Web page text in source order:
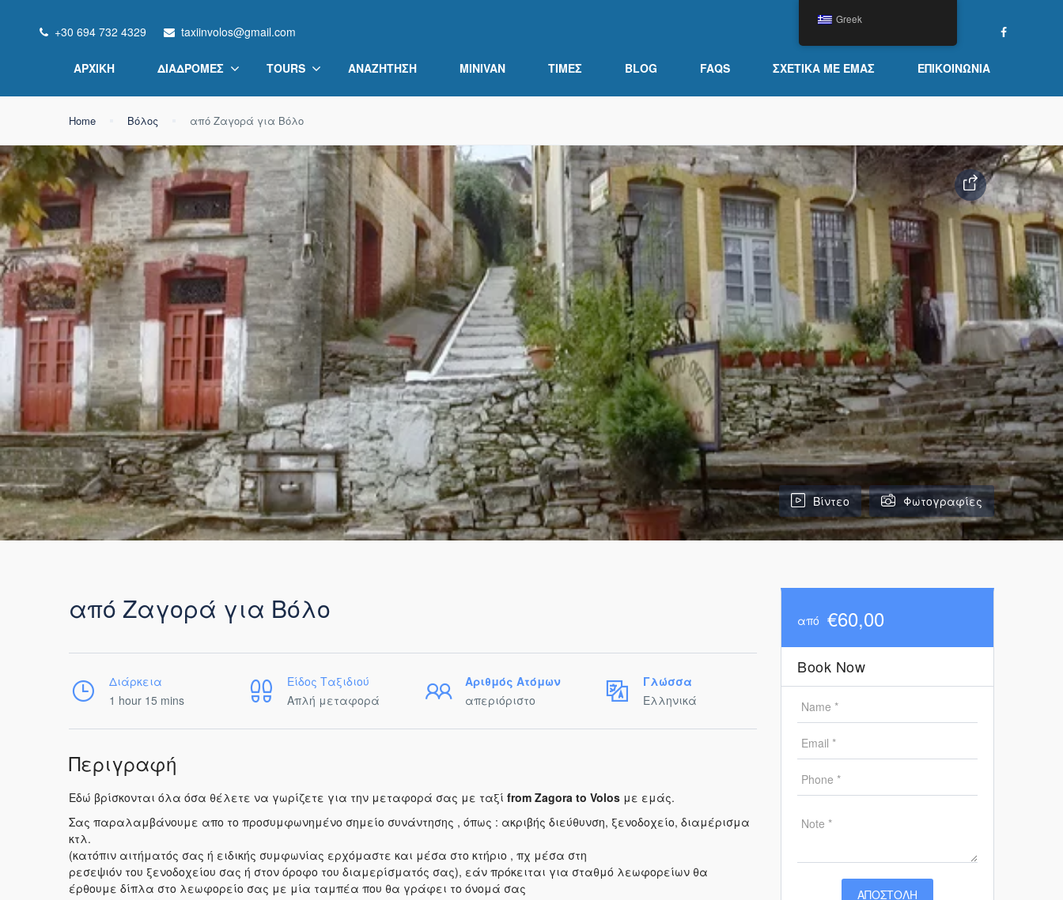
+30 694 732 4329 taxiinvolos@gmail.com
ΑΡΧΙΚΉ ΔΙΑΔΡΟΜΈΣ TOURS ΑΝΑΖΉΤΗΣΗ MINIVAN ΤΙΜΕΣ BLOG FAQS ΣΧΕΤΙΚΆ ΜΕ ΕΜΆΣ ΕΠΙΚΟΙΝΩΝΊΑ
Home Βόλος από Ζαγορά για Βόλο
Βίντεο Φωτογραφίες
από Ζαγορά για Βόλο
Διάρκεια
1 hour 15 mins
Είδος Ταξιδιού
Απλή μεταφορά
Αριθμός Ατόμων
απεριόριστο
Γλώσσα
Ελληνικά
Περιγραφή
Εδώ βρίσκονται όλα όσα θέλετε να γωρίζετε για την μεταφορά σας με ταξί from Zagora to Volos με εμάς.
Σας παραλαμβάνουμε απο το προσυμφωνημένο σημείο συνάντησης , όπως : ακριβής διεύθυνση, ξενοδοχείο, διαμέρισμα
κτλ.
(κατόπιν αιτήματός σας ή ειδικής συμφωνίας ερχόμαστε και μέσα στο κτήριο , πχ μέσα στη
ρεσεψιόν του ξενοδοχείου σας ή στον όροφο του διαμερίσματός σας), εάν πρόκειται για σταθμό λεωφορείων θα
έρθουμε δίπλα στο λεωφορείο σας με μία ταμπέα που θα γράφει το όνομά σας
από €60,00
Greek